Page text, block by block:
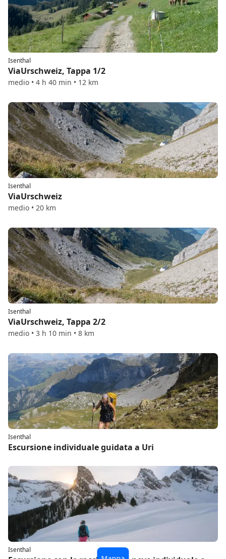
Isenthal
ViaUrschweiz, Tappa 1/2
medio • 4 h 40 min • 12 km
Isenthal
ViaUrschweiz
medio • 20 km
Isenthal
ViaUrschweiz, Tappa 2/2
medio • 3 h 10 min • 8 km
Isenthal
Escursione individuale guidata a Uri
Isenthal